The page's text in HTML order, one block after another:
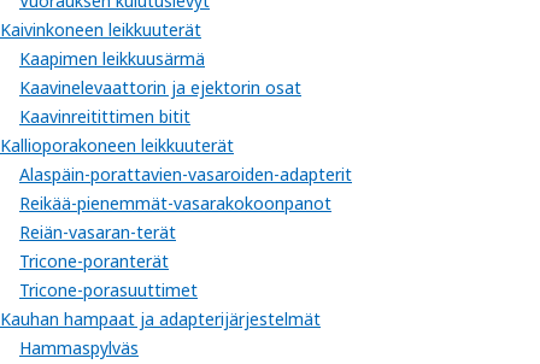
Kaivinkoneen leikkuuterät
Kaapimen leikkuusärmä
Kaavinelevaattorin ja ejektorin osat
Kaavinreitittimen bitit
Kallioporakoneen leikkuuterät
Alaspäin-porattavien-vasaroiden-adapterit
Reikää-pienemmät-vasarakokoonpanot
Reiän-vasaran-terät
Tricone-poranterät
Tricone-porasuuttimet
Kauhan hampaat ja adapterijärjestelmät
Hammaspylväs